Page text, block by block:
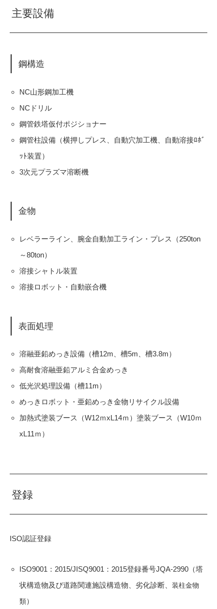
主要設備
鋼構造
NC山形鋼加工機
NCドリル
鋼管鉄塔仮付ポジショナー
鋼管柱設備（横押しプレス、自動穴加工機、自動溶接ﾛﾎﾞ
ｯﾄ装置）
3次元プラズマ溶断機
金物
レベラーライン、腕金自動加工ライン・プレス（250ton
～80ton）
溶接シャトル装置
溶接ロボット・自動嵌合機
表面処理
溶融亜鉛めっき設備（槽12m、槽5m、槽3.8m）
高耐食溶融亜鉛アルミ合金めっき
低光沢処理設備（槽11m）
めっきロボット・亜鉛めっき金物リサイクル設備
加熱式塗装ブース（W12ｍxL14ｍ）塗装ブース（W10ｍ
xL11ｍ）
登録
ISO認証登録
ISO9001：2015/JISQ9001：2015登録番号JQA-2990（塔
状構造物及び道路関連施設構造物、劣化診断、 装柱金物
類）